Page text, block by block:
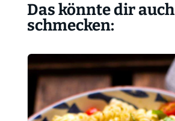
Das könnte dir auch
schmecken: